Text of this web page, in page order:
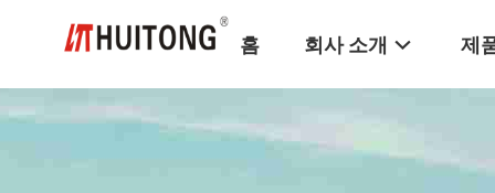
홈 회사 소개 제